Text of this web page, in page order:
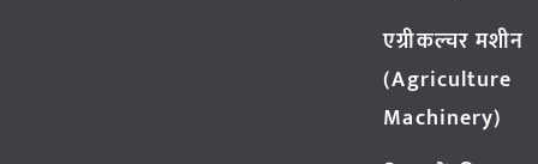
एग्रीकल्चर मशीन
(Agriculture
Machinery)